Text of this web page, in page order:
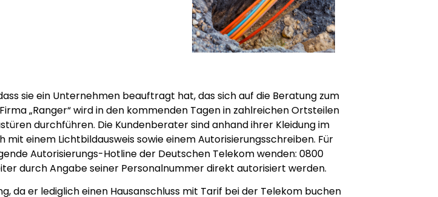
sie ein Unternehmen beauftragt hat, das sich auf die Beratung zum
„Ranger“ wird in den kommenden Tagen in zahlreichen Ortsteilen
durchführen. Die Kundenberater sind anhand ihrer Kleidung im
einem Lichtbildausweis sowie einem Autorisierungsschreiben. Für
Autorisierungs-Hotline der Deutschen Telekom wenden: 0800
durch Angabe seiner Personalnummer direkt autorisiert werden.
er lediglich einen Hausanschluss mit Tarif bei der Telekom buchen